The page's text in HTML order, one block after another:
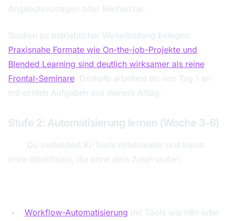
Angebotsvorlagen oder Recherche.
Studien zu betrieblicher Weiterbildung belegen:
Praxisnahe Formate wie On-the-job-Projekte und
Blended Learning sind deutlich wirksamer als reine
Frontal-Seminare. Deshalb arbeitest du von Tag 1 an
mit echten Aufgaben aus deinem Alltag.
Stufe 2: Automatisierung lernen (Woche 3-6)
Du verbindest KI-Tools miteinander und baust
erste Workflows, die ohne dein Zutun laufen.
Workflow-Automatisierung mit Tools wie n8n oder